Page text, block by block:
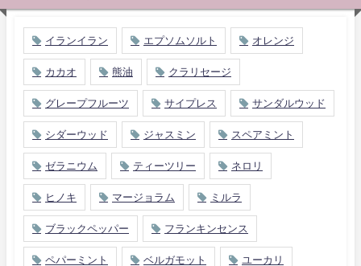
イランイラン エプソムソルト オレンジ
カカオ 熊油 クラリセージ
グレープフルーツ サイプレス サンダルウッド
シダーウッド ジャスミン スペアミント
ゼラニウム ティーツリー ネロリ
ヒノキ マージョラム ミルラ
ブラックペッパー フランキンセンス
ペパーミント ベルガモット ユーカリ